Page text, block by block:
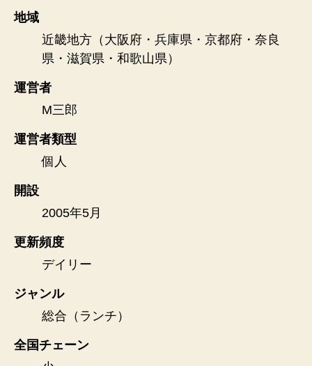
地域
近畿地方（大阪府・兵庫県・京都府・奈良
県・滋賀県・和歌山県）
運営者
M三郎
運営者類型
個人
開設
2005年5月
更新頻度
デイリー
ジャンル
総合（ランチ）
全国チェーン